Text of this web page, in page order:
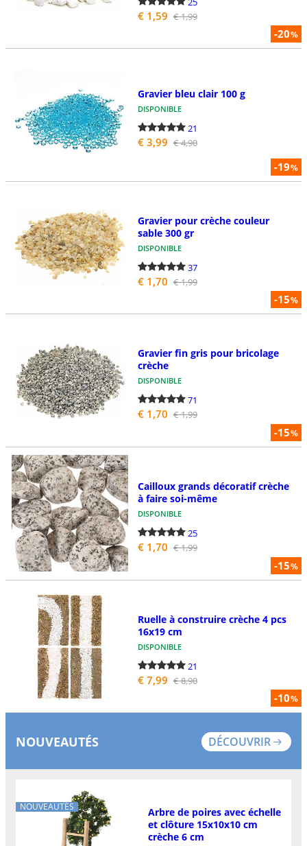
-20%
€ 1,59 € 1,99
-19%
Gravier bleu clair 100 g
DISPONIBLE
21
€ 3,99 € 4,90
-15%
Gravier pour crèche couleur
sable 300 gr
DISPONIBLE
37
€ 1,70 € 1,99
-15%
Gravier fin gris pour bricolage
crèche
DISPONIBLE
71
€ 1,70 € 1,99
-15%
Cailloux grands décoratif crèche
à faire soi-même
DISPONIBLE
25
€ 1,70 € 1,99
-10%
Ruelle à construire crèche 4 pcs
16x19 cm
DISPONIBLE
21
€ 7,99 € 8,90
NOUVEAUTÉS DÉCOUVRIR
NOUVEAUTÉS
Arbre de poires avec échelle
et clôture 15x10x10 cm
crèche 6 cm